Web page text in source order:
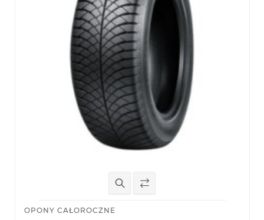
OPONY CAŁOROCZNE